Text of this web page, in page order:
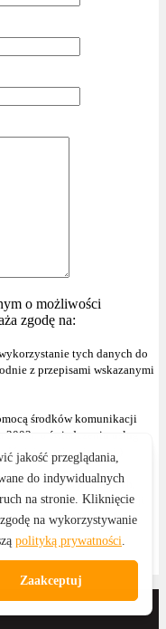
o możliwości
zgodę na:
tych danych do
z przepisami wskazanymi
środków komunikacji
o świadczeniu usług
zmianami )
tych danych,
celu przesyłania informacji
urządzeń końcowych dla